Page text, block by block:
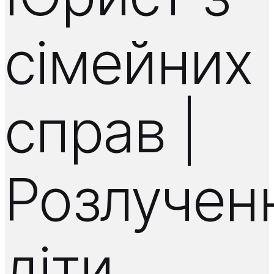
сімейних
справ |